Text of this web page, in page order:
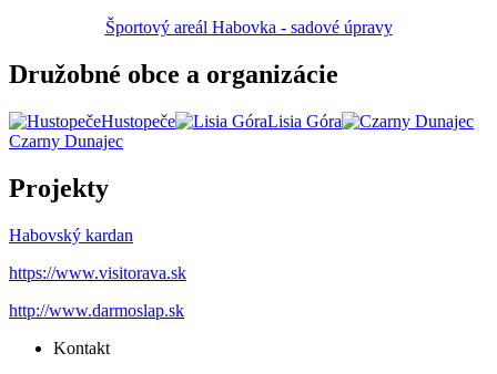
Športový areál Habovka - sadové úpravy
Družobné obce a organizácie
Hustopeče
Lisia Góra
Czarny Dunajec
Projekty
Habovský kardan
https://www.visitorava.sk
http://www.darmoslap.sk
Kontakt